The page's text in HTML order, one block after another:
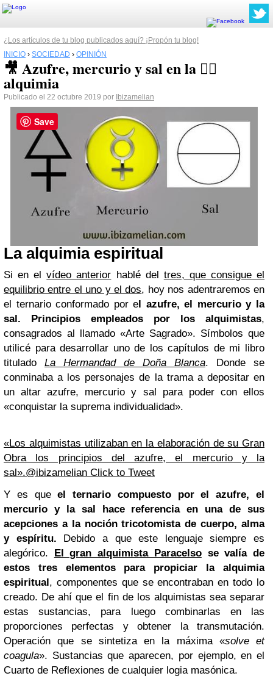
¿Los artículos de tu blog publicados aquí? ¡Propón tu blog!
INICIO › SOCIEDAD › OPINIÓN
🎥 Azufre, mercurio y sal en la 🧙‍♂️
alquimia
Publicado el 22 octubre 2019 por Ibizamelian
La alquimia espiritual
Si en elvídeo anterior hablé del tres, que consigue el
equilibrio entre el uno y el dos, hoy nos adentraremos en
el ternario conformado por el azufre, el mercurio y la
sal. Principios empleados por los alquimistas,
consagrados al llamado «Arte Sagrado». Símbolos que
utilicé para desarrollar uno de los capítulos de mi libro
titulado La Hermandad de Doña Blanca. Donde se
conminaba a los personajes de la trama a depositar en
un altar azufre, mercurio y sal para poder con ellos
«conquistar la suprema individualidad».
«Los alquimistas utilizaban en la elaboración de su Gran
Obra los principios del azufre, el mercurio y la
sal».@ibizamelian Click to Tweet
Y es queel ternario compuesto por el azufre, el
mercurio y la sal hace referencia en una de sus
acepciones a la noción tricotomista de cuerpo, alma
y espíritu. Debido a que este lenguaje siempre es
alegórico. El gran alquimista Paracelsose valía de
estos tres elementos para propiciar la alquimia
espiritual, componentes que se encontraban en todo lo
creado. De ahí que el fin de los alquimistas sea separar
estas sustancias, para luego combinarlas en las
proporciones perfectas y obtener la transmutación.
Operación que se sintetiza en la máxima «solve et
coagula». Sustancias que aparecen, por ejemplo, en el
Cuarto de Reflexiones de cualquier logia masónica.
Save